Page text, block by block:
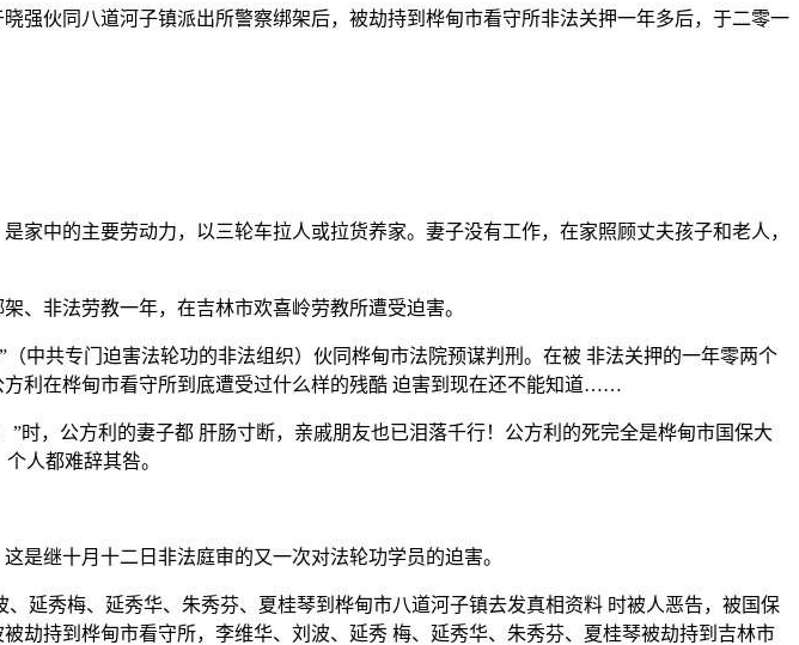
强伙同八道河子镇派出所警察绑架后，被劫持到桦甸市看守所非法关押一年多后，于二零一
中的主要劳动力，以三轮车拉人或拉货养家。妻子没有工作，在家照顾丈夫孩子和老人，
、非法劳教一年，在吉林市欢喜岭劳教所遭受迫害。
中共专门迫害法轮功的非法组织）伙同桦甸市法院预谋判刑。在被 非法关押的一年零两个
利在桦甸市看守所到底遭受过什么样的残酷 迫害到现在还不能知道……
时，公方利的妻子都 肝肠寸断，亲戚朋友也已泪落千行！公方利的死完全是桦甸市国保大
人都难辞其咎。
是继十月十二日非法庭审的又一次对法轮功学员的迫害。
延秀梅、延秀华、朱秀芬、夏桂琴到桦甸市八道河子镇去发真相资料 时被人恶告，被国保
劫持到桦甸市看守所，李维华、刘波、延秀 梅、延秀华、朱秀芬、夏桂琴被劫持到吉林市